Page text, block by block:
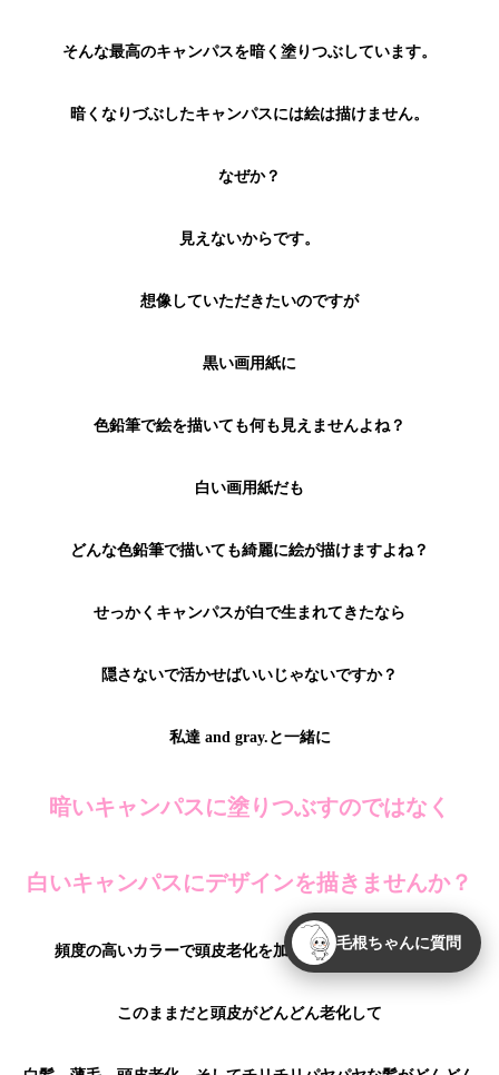
そんな最高のキャンパスを暗く塗りつぶしています。
暗くなりづぶしたキャンパスには絵は描けません。
なぜか？
見えないからです。
想像していただきたいのですが
黒い画用紙に
色鉛筆で絵を描いても何も見えませんよね？
白い画用紙だも
どんな色鉛筆で描いても綺麗に絵が描けますよね？
せっかくキャンパスが白で生まれてきたなら
隠さないで活かせばいいじゃないですか？
私達 and gray.と一緒に
暗いキャンパスに塗りつぶすのではなく
白いキャンパスにデザインを描きませんか？
頻度の高いカラーで頭皮老化を加速させていませんか？
このままだと頭皮がどんどん老化して
毛根ちゃんに質問